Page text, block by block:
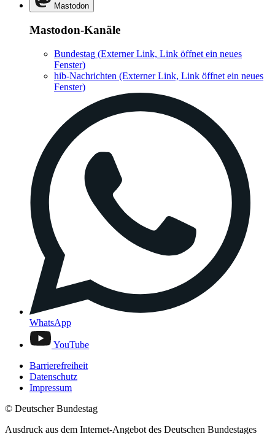
Mastodon
Mastodon-Kanäle
Bundestag (Externer Link, Link öffnet ein neues
Fenster)
hib-Nachrichten (Externer Link, Link öffnet ein neues
Fenster)
WhatsApp
YouTube
Barrierefreiheit
Datenschutz
Impressum
© Deutscher Bundestag
Ausdruck aus dem Internet-Angebot des Deutschen Bundestages